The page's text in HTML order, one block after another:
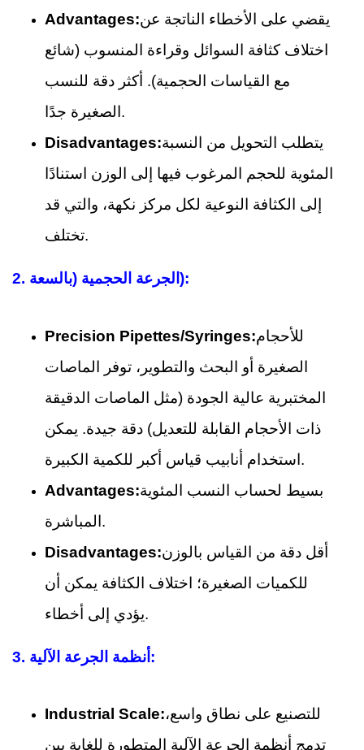
Advantages:يقضي على الأخطاء الناتجة عن
اختلاف كثافة السوائل وقراءة المنسوب (شائع
مع القياسات الحجمية). أكثر دقة للنسب
الصغيرة جدًا.
Disadvantages:يتطلب التحويل من النسبة
المئوية للحجم المرغوب فيها إلى الوزن استنادًا
إلى الكثافة النوعية لكل مركز نكهة، والتي قد
تختلف.
2. الجرعة الحجمية (بالسعة):
Precision Pipettes/Syringes:للأحجام
الصغيرة أو البحث والتطوير، توفر الماصات
المختبرية عالية الجودة (مثل الماصات الدقيقة
ذات الأحجام القابلة للتعديل) دقة جيدة. يمكن
استخدام أنابيب قياس أكبر للكمية الكبيرة.
Advantages:بسيط لحساب النسب المئوية
المباشرة.
Disadvantages:أقل دقة من القياس بالوزن
للكميات الصغيرة؛ اختلاف الكثافة يمكن أن
يؤدي إلى أخطاء.
3. أنظمة الجرعة الآلية:
Industrial Scale:للتصنيع على نطاق واسع،
تدمج أنظمة الجرعة الآلية المتطورة للغاية بين